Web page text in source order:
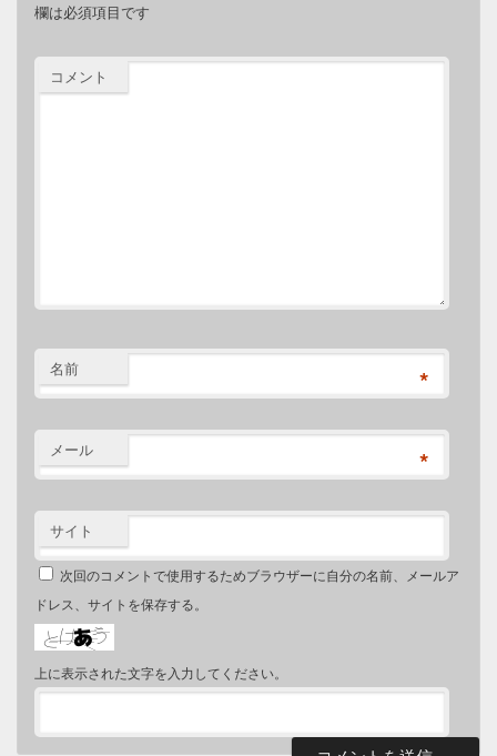
欄は必須項目です
コメント
名前 *
メール *
サイト
次回のコメントで使用するためブラウザーに自分の名前、メールア
ドレス、サイトを保存する。
上に表示された文字を入力してください。